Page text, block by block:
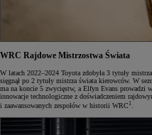
WRC Rajdowe Mistrzostwa Świata
W latach 2022–2024 Toyota zdobyła 3 tytuły
sięgnął po 2 tytuły mistrza świata kierowców. W
ma na koncie 5 zwycięstw, a Elfyn Evans prowadzi
innowacje technologiczne z doświadczeniem
i zaawansowanych zespołów w historii WRC 1.